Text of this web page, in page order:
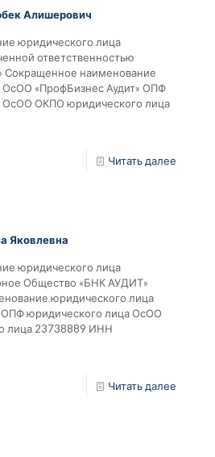
Алишерович
юридического лица
ответственностью
Сокращенное наименование
ОсОО «ПрофБизнес Аудит» ОПФ
ОсОО ОКПО юридического лица
Читать далее
Яковлевна
юридического лица
Общество «БНК АУДИТ»
юридического лица
юридического лица ОсОО
лица 23738889 ИНН
Читать далее